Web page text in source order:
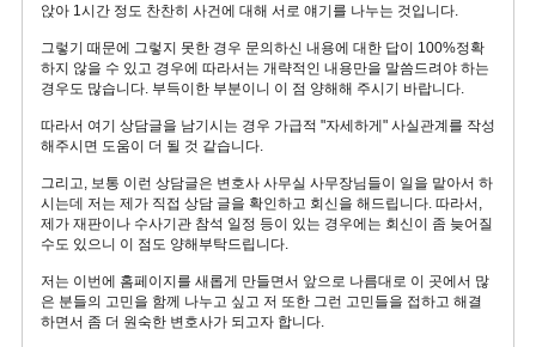
앉아 1시간 정도 찬찬히 사건에 대해 서로 얘기를 나누는 것입니다.
그렇기 때문에 그렇지 못한 경우 문의하신 내용에 대한 답이 100%정확
하지 않을 수 있고 경우에 따라서는 개략적인 내용만을 말씀드려야 하는
경우도 많습니다. 부득이한 부분이니 이 점 양해해 주시기 바랍니다.
따라서 여기 상담글을 남기시는 경우 가급적 "자세하게" 사실관계를 작성
해주시면 도움이 더 될 것 같습니다.
그리고, 보통 이런 상담글은 변호사 사무실 사무장님들이 일을 맡아서 하
시는데 저는 제가 직접 상담 글을 확인하고 회신을 해드립니다. 따라서,
제가 재판이나 수사기관 참석 일정 등이 있는 경우에는 회신이 좀 늦어질
수도 있으니 이 점도 양해부탁드립니다.
저는 이번에 홈페이지를 새롭게 만들면서 앞으로 나름대로 이 곳에서 많
은 분들의 고민을 함께 나누고 싶고 저 또한 그런 고민들을 접하고 해결
하면서 좀 더 원숙한 변호사가 되고자 합니다.